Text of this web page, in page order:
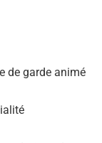
de garde animé